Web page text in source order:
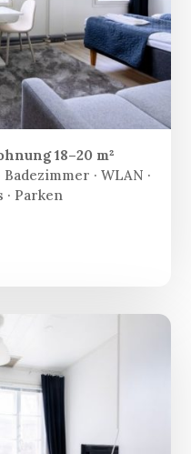
18–20 m²
Badezimmer · WLAN ·
· Parken